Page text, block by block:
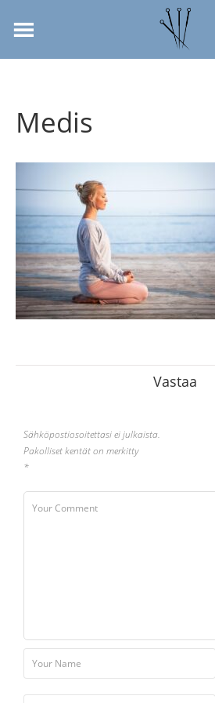
Medis
Vastaa
Sähköpostiosoitettasi ei julkaista.
Pakolliset kentät on merkitty
*